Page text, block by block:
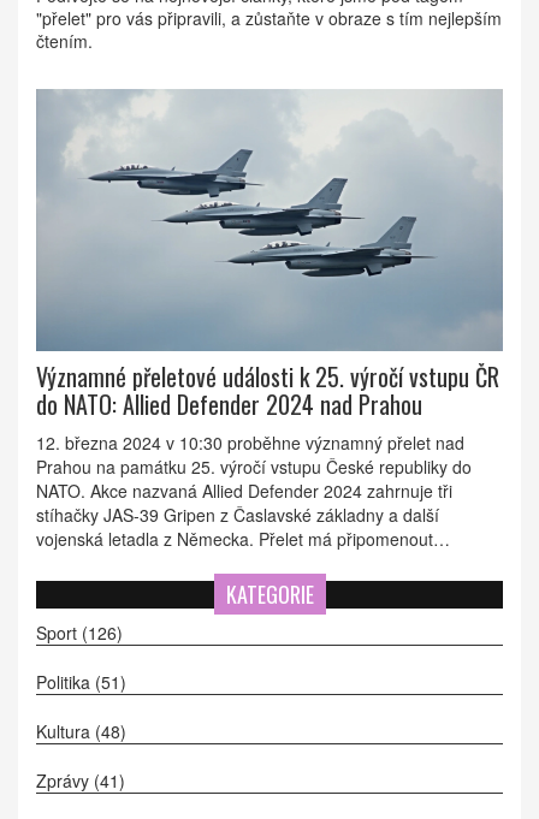
"přelet" pro vás připravili, a zůstaňte v obraze s tím nejlepším
čtením.
Významné přeletové události k 25. výročí vstupu ČR
do NATO: Allied Defender 2024 nad Prahou
12. března 2024 v 10:30 proběhne významný přelet nad
Prahou na památku 25. výročí vstupu České republiky do
NATO. Akce nazvaná Allied Defender 2024 zahrnuje tři
stíhačky JAS-39 Gripen z Časlavské základny a další
vojenská letadla z Německa. Přelet má připomenout
ochraně vzdušného prostoru za použití integrovaného
systému obrany NATINAMDS.
KATEGORIE
Sport (126)
Politika (51)
Kultura (48)
Zprávy (41)